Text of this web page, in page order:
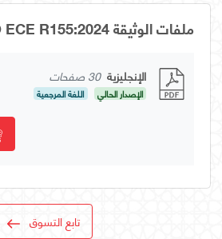
ملفات الوثيقة GSO ECE R155:2024
الإنجليزية 30 صفحات
الإصدار الحالي اللغة المرجعية
تابع التسوق